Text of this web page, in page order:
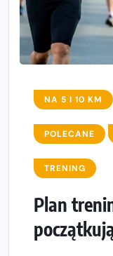
NA 5 I 10 KM
POLECANE
TRENING
Plan